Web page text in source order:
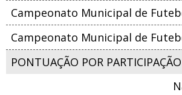
Campeonato Municipal de
Campeonato Municipal de
PONTUAÇÃO POR